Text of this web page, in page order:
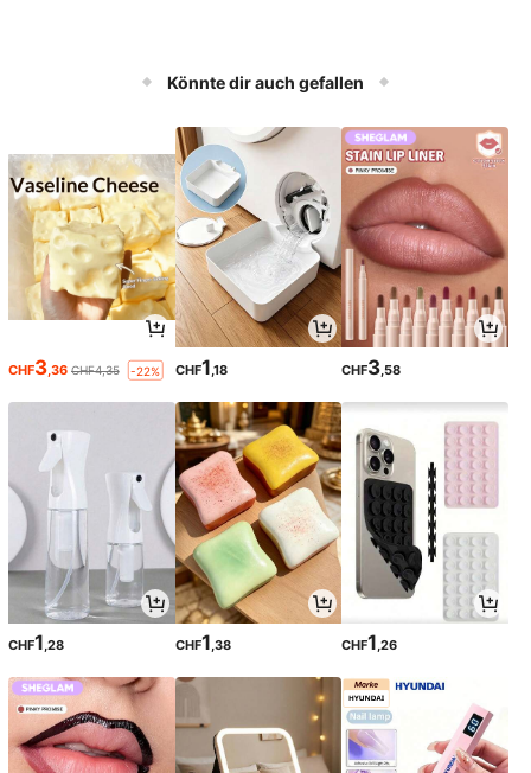
Könnte dir auch gefallen
CHF3 ,36 CHF4,35 -22% CHF1 ,18 CHF3 ,58
CHF1,28 CHF1,38 CHF1,26